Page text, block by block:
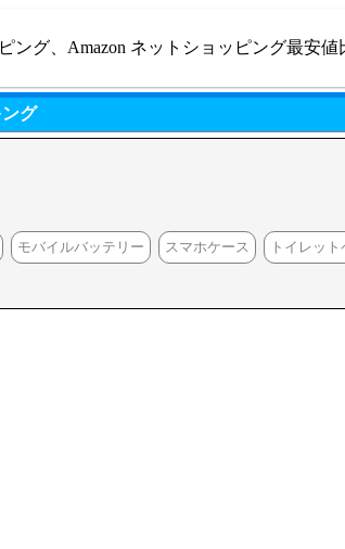
ング、Amazon ネットショッピング最安値
グ
モバイルバッテリー スマホケース トイレッ